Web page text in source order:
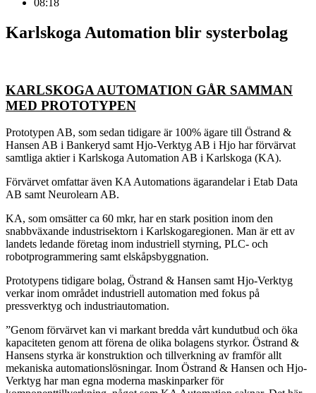
08:18
Karlskoga Automation blir systerbolag
KARLSKOGA AUTOMATION GÅR SAMMAN
MED PROTOTYPEN
Prototypen AB, som sedan tidigare är 100% ägare till Östrand &
Hansen AB i Bankeryd samt Hjo-Verktyg AB i Hjo har förvärvat
samtliga aktier i Karlskoga Automation AB i Karlskoga (KA).
Förvärvet omfattar även KA Automations ägarandelar i Etab Data
AB samt Neurolearn AB.
KA, som omsätter ca 60 mkr, har en stark position inom den
snabbväxande industrisektorn i Karlskogaregionen. Man är ett av
landets ledande företag inom industriell styrning, PLC- och
robotprogrammering samt elskåpsbyggnation.
Prototypens tidigare bolag, Östrand & Hansen samt Hjo-Verktyg
verkar inom området industriell automation med fokus på
pressverktyg och industriautomation.
”Genom förvärvet kan vi markant bredda vårt kundutbud och öka
kapaciteten genom att förena de olika bolagens styrkor. Östrand &
Hansens styrka är konstruktion och tillverkning av framför allt
mekaniska automationslösningar. Inom Östrand & Hansen och Hjo-
Verktyg har man egna moderna maskinparker för